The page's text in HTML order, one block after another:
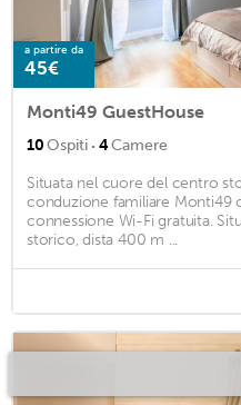
a partire da
45€
Monti49 GuestHouse
10Ospiti · 4Camere
Situata nel cuore del centro
conduzione familiare Monti49
connessione Wi-Fi gratuita.
storico, dista 400 m ...